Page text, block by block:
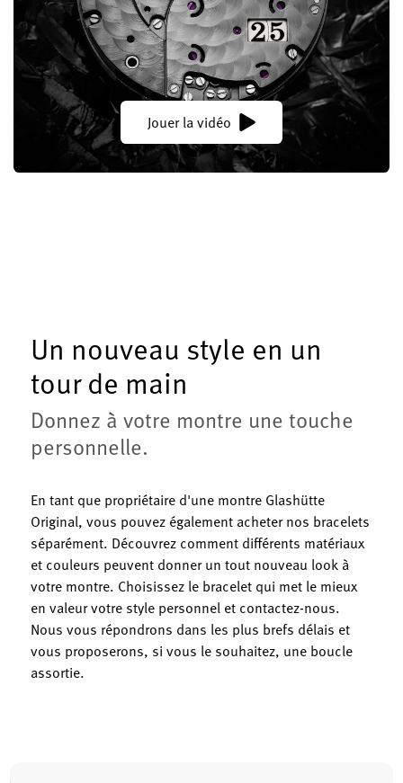
Jouer la vidéo
Un nouveau style en un
tour de main
Donnez à votre montre une touche
personnelle.
En tant que propriétaire d'une montre Glashütte
Original, vous pouvez également acheter nos bracelets
séparément. Découvrez comment différents matériaux
et couleurs peuvent donner un tout nouveau look à
votre montre. Choisissez le bracelet qui met le mieux
en valeur votre style personnel et contactez-nous.
Nous vous répondrons dans les plus brefs délais et
vous proposerons, si vous le souhaitez, une boucle
assortie.